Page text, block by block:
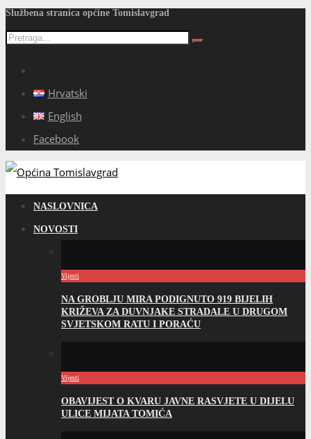
Službena stranica općine Tomislavgrad
Hrvatski
English
Facebook
NASLOVNICA
NOVOSTI
Vijesti
NA GROBLJU MIRA PODIGNUTO 919 BIJELIH
KRIŽEVA ZA DUVNJAKE STRADALE U DRUGOM
SVJETSKOM RATU I PORAĆU
Vijesti
OBAVIJEST O KVARU JAVNE RASVJETE U DIJELU
ULICE MIJATA TOMIĆA